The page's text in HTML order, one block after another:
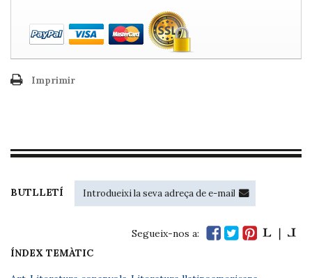
Imprimir
BUTLLETÍ
Segueix-nos a:
ÍNDEX TEMÀTIC